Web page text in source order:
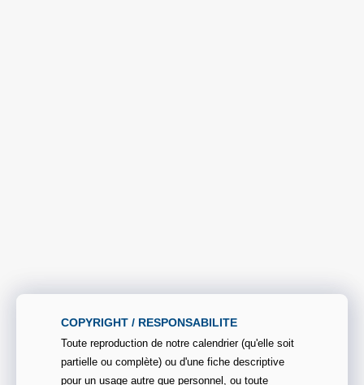
COPYRIGHT / RESPONSABILITE
Toute reproduction de notre calendrier (qu'elle soit
partielle ou complète) ou d'une fiche descriptive
pour un usage autre que personnel, ou toute